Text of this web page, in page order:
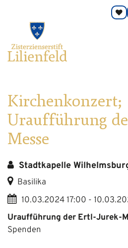
Zisterzienserstift
Lilienfeld
verlinkt
Kirchenkonzert;
Uraufführung
Messe
Stadtkapelle
Basilika
10.03.2024 17:00 -
Uraufführung der Ertl-Jurek-
Spenden